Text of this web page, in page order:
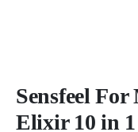
Sensfeel
Elixir 10 in